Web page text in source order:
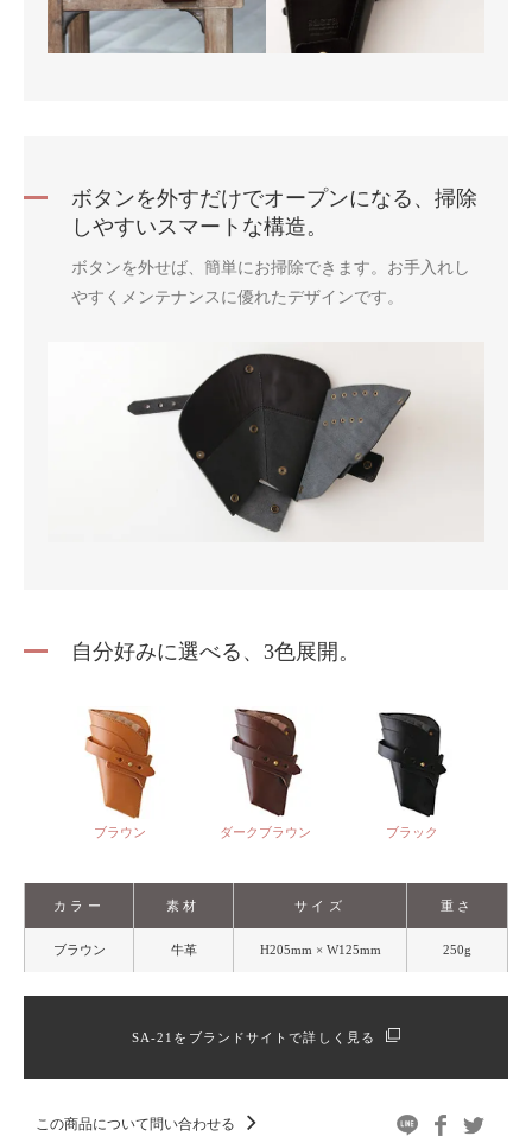
ボタンを外すだけでオープンになる、掃除
しやすいスマートな構造。
ボタンを外せば、簡単にお掃除できます。お手入れし
やすくメンテナンスに優れたデザインです。
自分好みに選べる、3色展開。
ブラウン ダークブラウン ブラック
カラー 素材 サイズ 重さ
ブラウン 牛革 H205mm × W125mm 250g
SA-21をブランドサイトで詳しく見る
この商品について問い合わせる